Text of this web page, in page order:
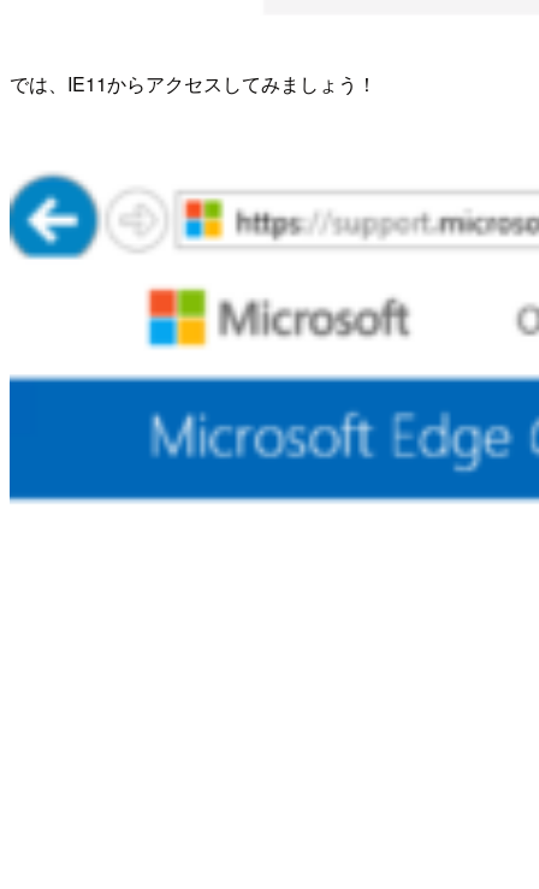
では、IE11からアクセスしてみましょう！